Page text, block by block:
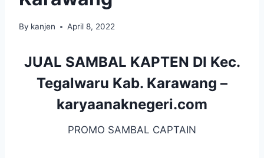
By kanjen April 8, 2022
JUAL SAMBAL KAPTEN DI Kec.
Tegalwaru Kab. Karawang –
karyaanaknegeri.com
PROMO SAMBAL CAPTAIN